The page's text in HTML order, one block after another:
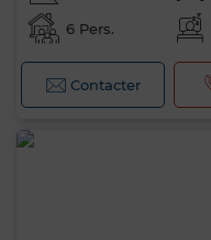
6 Pers.
Contacter